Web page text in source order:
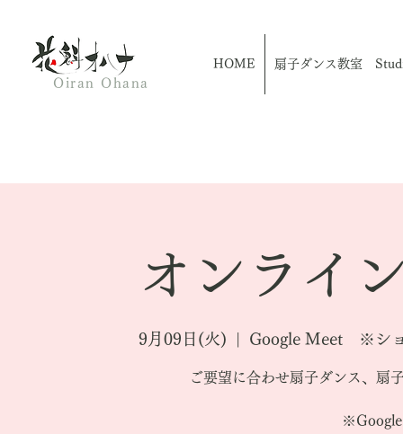
Oiran Ohana
HOME 扇子ダンス教室
オンライ
9月09日(火) Google Meet ※ショ
ご要望に合わせ扇子ダンス、扇
※Google